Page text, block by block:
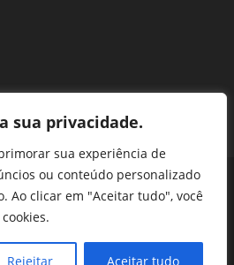
sua privacidade.
sua experiência de
ou conteúdo personalizado
Ao clicar em "Aceitar tudo", você
Rejeitar Aceitar tudo
Ouvidoria
e prestação de contas
L Edificio CFA - Asa Sul, Brasília -